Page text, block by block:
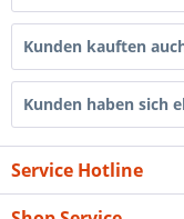
Kunden kauften
Kunden haben sich
Service Hotline